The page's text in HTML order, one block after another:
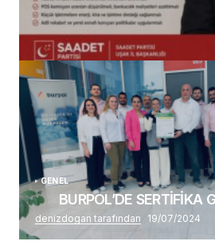
(başlıksız)
Alaattin Karahan tarafından 14/07/2026
GENEL
BURPOL’DE SERTİFİKA
denizdogan tarafından 19/07/2024